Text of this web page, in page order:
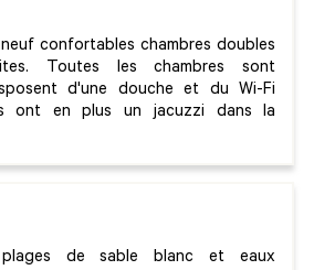
confortables chambres doubles
Toutes les chambres sont
d'une douche et du Wi-Fi
ont en plus un jacuzzi dans la
plages de sable blanc et eaux